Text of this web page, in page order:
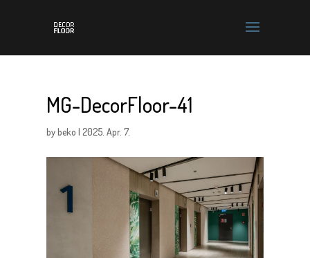
MG-DecorFloor-41
bybeko |2025. Apr. 7.